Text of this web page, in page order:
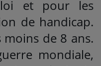
et pour les
de handicap.
moins de 8 ans.
mondiale,